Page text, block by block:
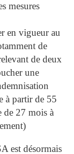
mesures
en vigueur au
de
de deux
une
à partir de 55
de 27 mois à
est désormais